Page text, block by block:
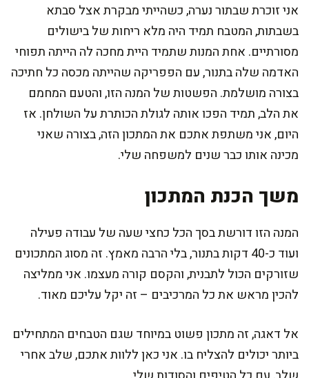
אני זוכרת שבתור נערה, כשהייתי מבקרת אצל סבתא
בשבתות, המטבח תמיד היה מלא ריחות של בישולים
מסורתיים. אחת המנות שתמיד היית מחכה לה הייתה תפוחי
האדמה שלה בתנור, עם הפפריקה שהייתה מכסה כל חתיכה
בצורה מושלמת. הפשטות של המנה הזו, והטעם המחמם
את הלב, תמיד הפכו אותה לגולת הכותרת על השולחן. אז
היום, אני משתפת אתכם את המתכון הזה, בצורה שאני
מכינה אותו כבר שנים למשפחה שלי.
משך הכנת המתכון
המנה הזו דורשת בסך הכל כחצי שעה של עבודה פעילה
ועוד כ-40 דקות בתנור, בלי הרבה מאמץ. זה מסוג המתכונים
שזורקים הכול לתבנית, והקסם קורה מעצמו. אני ממליצה
להכין מראש את כל המרכיבים – זה יקל עליכם מאוד.
אל דאגה, זה מתכון פשוט במיוחד שגם הטבחים המתחילים
ביותר יכולים להצליח בו. אני כאן ללוות אתכם, שלב אחרי